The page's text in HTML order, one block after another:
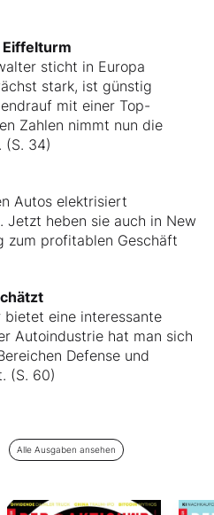
sticht in Europa
stark, ist günstig
mit einer Top-
Zahlen nimmt nun die
(S. 34)
Autos elektrisiert
Jetzt heben sie auch in New
zum profitablen Geschäft
bietet eine interessante
Autoindustrie hat man sich
Defense und
(S. 60)
Alle Ausgaben ansehen